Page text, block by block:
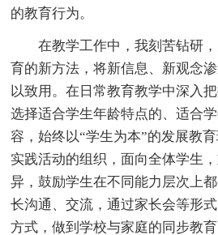
的教育行为。
在教学工作中，我刻苦钻研
育的新方法，将新信息、新观念
以致用。在日常教育教学中深入
选择适合学生年龄特点的、适合
容，始终以“学生为本”的发展教
实践活动的组织，面向全体学生
异，鼓励学生在不同能力层次上
长沟通、交流，通过家长会等形
方式，做到学校与家庭的同步教育